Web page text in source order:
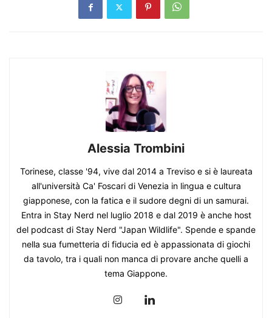
Alessia Trombini
Torinese, classe '94, vive dal 2014 a Treviso e si è laureata
all'università Ca' Foscari di Venezia in lingua e cultura
giapponese, con la fatica e il sudore degni di un samurai.
Entra in Stay Nerd nel luglio 2018 e dal 2019 è anche host
del podcast di Stay Nerd "Japan Wildlife". Spende e spande
nella sua fumetteria di fiducia ed è appassionata di giochi
da tavolo, tra i quali non manca di provare anche quelli a
tema Giappone.